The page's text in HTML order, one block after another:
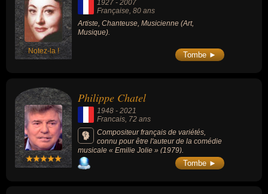
Notez-la !
1927 - 2007
Française, 80 ans
Artiste, Chanteuse, Musicienne (Art,
Musique).
Tombe ►
Philippe Chatel
1948 - 2021
Francais , 72 ans
Compositeur français de variétés,
connu pour être l'auteur de la comédie
musicale « Emilie Jolie » (1979).
Tombe ►